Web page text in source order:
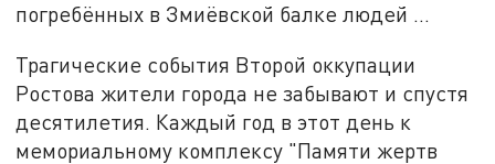
погребённых в Змиёвской балке людей …
Трагические события Второй оккупации
Ростова жители города не забывают и спустя
десятилетия. Каждый год в этот день к
мемориальному комплексу "Памяти жертв